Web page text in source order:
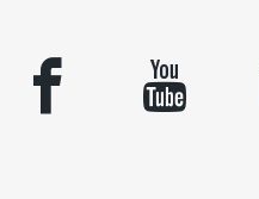
facebook youtube